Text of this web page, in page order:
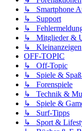
↳ Smartphone
↳ Support
↳
↳ Mitglieder &
↳ Kleinanzeigen
OFF-TOPIC
↳ Off-Topic
↳ Spiele & Spaß
↳ Forenspiele
↳ Technik &
↳ Spiele &
↳ Surf-Tipps
↳ Sport &